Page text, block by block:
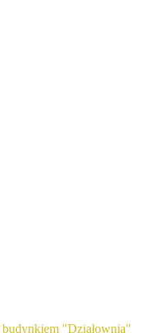
budynkiem "Działownia"